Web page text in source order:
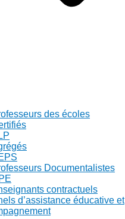
des écoles
Documentalistes
contractuels
d’assistance éducative et